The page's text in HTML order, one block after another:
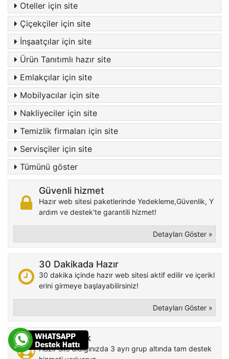
Oteller için site
Çiçekçiler için site
İnşaatçılar için site
Ürün Tanıtımlı hazır site
Emlakçılar için site
Mobilyacılar için site
Nakliyeciler için site
Temizlik firmaları için site
Servisçiler için site
Tümünü göster
Güvenli hizmet
Hazır web sitesi paketlerinde Yedekleme,Güvenlik, Y
ardım ve destek'te garantili hizmet!
Detayları Göster »
30 Dakikada Hazır
30 dakika içinde hazır web sitesi aktif edilir ve içerikl
erini girmeye başlayabilirsiniz!
Detayları Göster »
Tam destek
Hazır site aldığınızda 3 ayrı grup altında tam destek